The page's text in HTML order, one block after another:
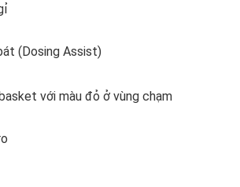
(Dosing Assist)
với màu đỏ ở vùng chạm